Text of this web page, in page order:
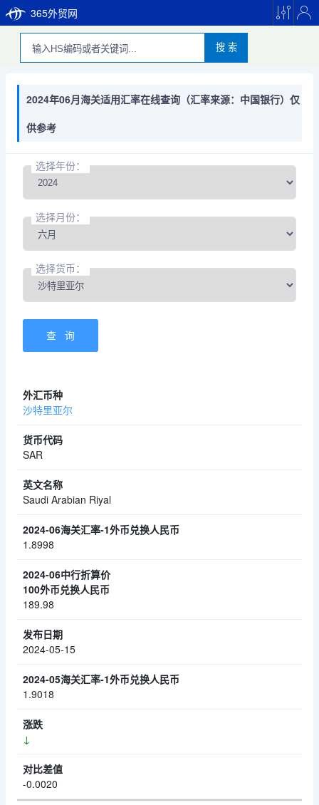
365外贸网
搜 索
2024年06月海关适用汇率在线查询（汇率来源：中国银行）仅
供参考
选择年份：
选择月份：
选择货币：
沙特里亚尔
SAR
Saudi Arabian Riyal
1.8998
189.98
2024-05-15
1.9018
↓
-0.0020